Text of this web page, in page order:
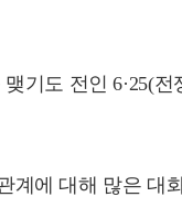
기도 전인 6·25(
계에 대해 많은 대